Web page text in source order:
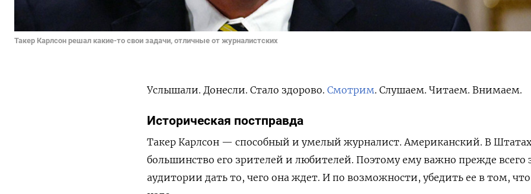
Такер Карлсон решал какие-то свои задачи, отличные от журналистских
Услышали. Донесли. Стало здорово. Смотрим. Слушаем. Читаем. Внимаем.
Историческая постправда
Такер Карлсон — способный и умелый журналист. Американский. В
большинство его зрителей и любителей. Поэтому ему важно прежде всего
аудитории дать то, чего она ждет. И по возможности, убедить ее в том,